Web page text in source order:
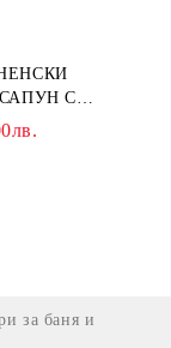
С
за баня и